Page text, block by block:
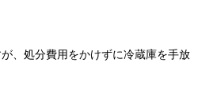
、処分費用をかけずに冷蔵庫を手放